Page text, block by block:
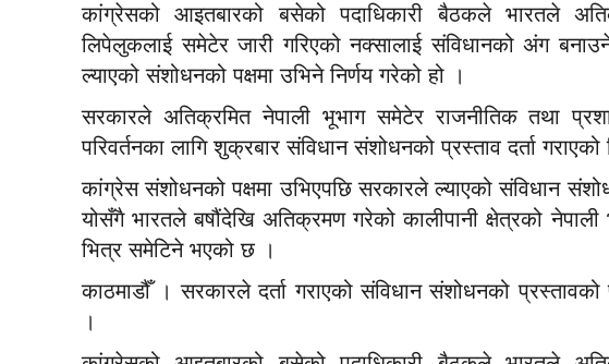
कांग्रेसको आइतबारको बसेको पदाधिकारी बैठकले भारतले
लिपेलुकलाई समेटेर जारी गरिएको नक्सालाई संविधानको अंग
ल्याएको संशोधनको पक्षमा उभिने निर्णय गरेको हो ।
सरकारले अतिक्रमित नेपाली भूभाग समेटेर राजनीतिक तथा
परिवर्तनका लागि शुक्रबार संविधान संशोधनको प्रस्ताव दर्ता गराएको
कांग्रेस संशोधनको पक्षमा उभिएपछि सरकारले ल्याएको संविधान
योसँगै भारतले बषौंदेखि अतिक्रमण गरेको कालीपानी क्षेत्रको
भित्र समेटिने भएको छ ।
काठमाडौँ । सरकारले दर्ता गराएको संविधान संशोधनको
।